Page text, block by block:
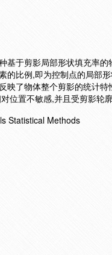
基于剪影局部形状填充率的
的比例,即为控制点的局部
映了物体整个剪影的统计
位置不敏感,并且受剪影轮
Statistical Methods